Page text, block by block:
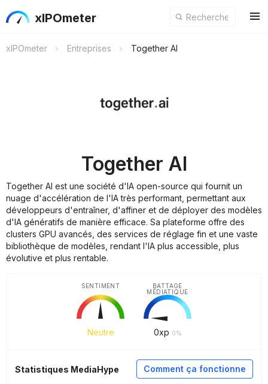
xIPOmeter
xIPOmeter Entreprises Together AI
Together AI
Together AI est une société d'IA open-source qui fournit un
nuage d'accélération de l'IA très performant, permettant aux
développeurs d'entraîner, d'affiner et de déployer des modèles
d'IA génératifs de manière efficace. Sa plateforme offre des
clusters GPU avancés, des services de réglage fin et une vaste
bibliothèque de modèles, rendant l'IA plus accessible, plus
évolutive et plus rentable.
Neutre
SENTIMENT
0xp 0%
BATTAGE
MÉDIATIQUE
Comment ça fonctionne
Statistiques MediaHype